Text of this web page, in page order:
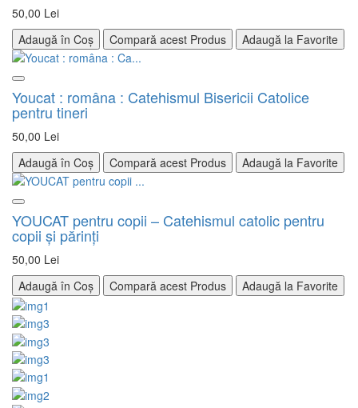
50,00 Lei
Adaugă în Coș
Compară acest Produs Adaugă la Favorite
Youcat : româna : Catehismul Bisericii Catolice
pentru tineri
50,00 Lei
Adaugă în Coș
Compară acest Produs Adaugă la Favorite
YOUCAT pentru copii – Catehismul catolic pentru
copii și părinți
50,00 Lei
Adaugă în Coș
Compară acest Produs Adaugă la Favorite